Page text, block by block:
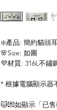
❇️產品: 簡約貓頭
🌸Size: 如圖
💜材質: 316L不鏽
* 根據電腦顯示器
🐱💌如顯示「已